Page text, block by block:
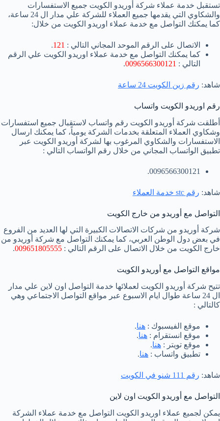
تستقبل خدمة عملاء شركة أوريدو الكويت جميع الاستفسارات
والشكاوي التي يقدمها جميع العملاء للشركة علي مدار ال 24 ساعة،
كما يمكنك التواصل مع خدمة عملاء اوريدو الكويت من خلال:
الاتصال على الرقم الموحد المجاني التالي : 121
.
كما يمكنك التواصل مع خدمة عملاء اوريدو الكويت علي الرقم
التالي : 0096566300121
.
شاهد: رقم زين الكويت 24 ساعة
رقم اوريدو الكويت واتساب
أطلقت شركة أوريدو الكويت رقم واتساب لاستقبال جميع استفسارات
وشكاوي العملاء المتعلقة بخدمات الشركة يومياً، كما يمكنك ارسال
الاستفسارات والشكاوي المرغوب بها لشركة أوريدو الكويت عبر
تطبيق الواتساب المجاني من خلال رقم الواتساب التالي :
0096566300121.
شاهد: رقم stc خدمة العملاء
التواصل مع أوريدو من خارج الكويت
شركة أوريدو من شركات الاتصالات الكبيرة التي لها العديد من الفروع
في بعض دول الوطن العربي، كما يمكنك التواصل مع شركة أوريدو من
خارج الكويت من خلال الاتصال على الرقم التالي : 009651805555
.
مواقع التواصل مع أوريدو الكويت
تتيح شركة أوريدو الكويت لعملائها خدمة التواصل اون لاين علي مدار
ال 24 ساعة طوال ايام الاسبوع عبر مواقع التواصل الاجتماعي وهي
كالتالي :
موقع الفيسبوك : هنا.
موقع انستقرام : هنا.
موقع تويتر : هنا.
تطبيق واتساب : هنا.
شاهد: رقم 111 شنو في الكويت
التواصل مع أوريدو الكويت اون لاين
يمكن لجميع عملاء اوريدو الكويت التواصل مع خدمة عملاء الشركة